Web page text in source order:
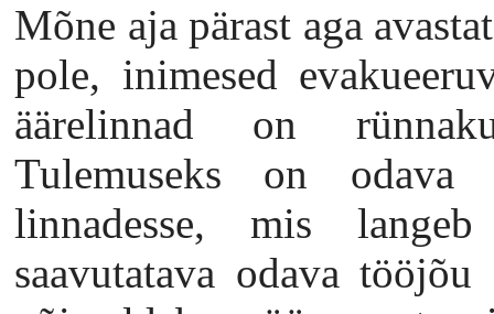
Mõne aja pärast aga
pole, inimesed
äärelinnad on
Tulemuseks on odava
linnadesse, mis
saavutatava odava